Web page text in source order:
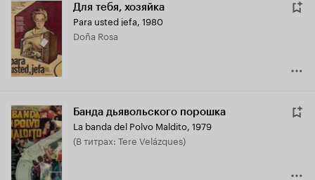
Для тебя, хозяйка
Para usted jefa, 1980
Doña Rosa
Банда дьявольского порошка
La banda del Polvo Maldito, 1979
(в титрах: Tere Velázques)